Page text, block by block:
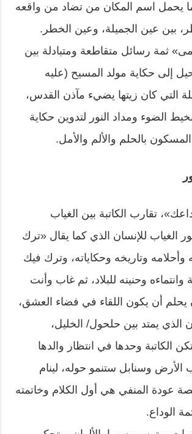
يحمل اسم المكان من تضاد من واقعه
بين عين الجميلة، وعين الخطر.
ثمة رسائل متقاطعة ومتبادلة بين
إلى حكاية مولد المسيح (عليه
التي كان زيتها يضيء مآذن القدس،
الضوء ومداد النور لتدوين حكاية
بالحلم والألم والأمل.
تقارب الكاتبة بين الغياب
الغياب للإنسان الذي كما يقال «ترك
وتاريخه وحكاياته، وترك فيك
وانتماءه وحنينه للبلاد، ثم غاب وأنت
يحلم أن يكون اللقاء في فضاء العشق،
الذي يمتد بين حلحول/ الخليل،
الكاتبة وحدها في انتظار والدها
الأرض وسنابل ستنمو حوله، لينام
عودة المنفي هي أول الكلام وخاتمته
الوداع.